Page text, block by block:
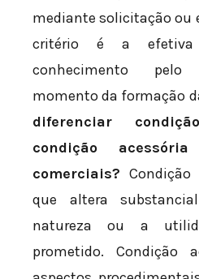
mediante solicitação ou
critério é a efetiva
conhecimento
momento da formação
diferenciar
condição
comerciais?
que altera
natureza ou a
prometido. Condição